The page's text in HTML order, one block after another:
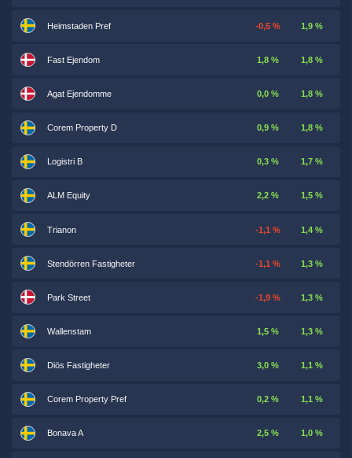
Heimstaden Pref -0,5 % 1,9 %
Fast Ejendom 1,8 % 1,8 %
Agat Ejendomme 0,0 % 1,8 %
Corem Property D 0,9 % 1,8 %
Logistri B 0,3 % 1,7 %
ALM Equity 2,2 % 1,5 %
Trianon -1,1 % 1,4 %
Stendörren Fastigheter -1,1 % 1,3 %
Park Street -1,9 % 1,3 %
Wallenstam 1,5 % 1,3 %
Diös Fastigheter 3,0 % 1,1 %
Corem Property Pref 0,2 % 1,1 %
Bonava A 2,5 % 1,0 %